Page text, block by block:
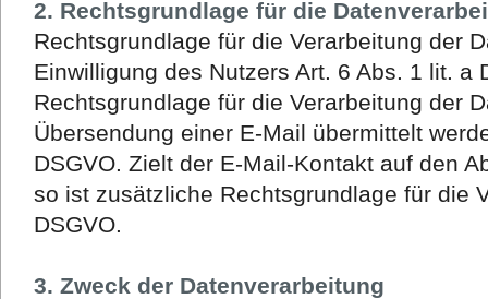
2. Rechtsgrundlage für die
Rechtsgrundlage für die Verarbeitung der
Einwilligung des Nutzers Art. 6 Abs. 1 lit. a
Rechtsgrundlage für die Verarbeitung der
Übersendung einer E-Mail übermittelt
DSGVO. Zielt der E-Mail-Kontakt auf den
so ist zusätzliche Rechtsgrundlage für die
DSGVO.
3. Zweck der Datenverarbeitung